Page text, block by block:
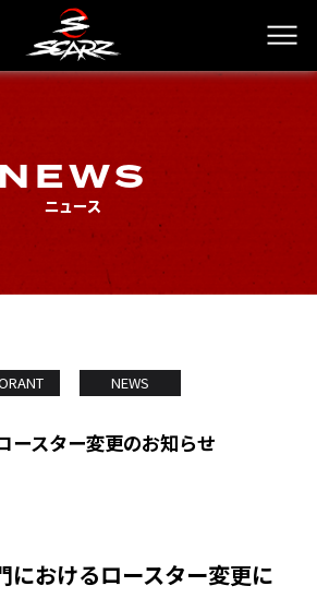
NEWS
ニュース
NEWS
ースター変更のお知らせ
におけるロースター変更に